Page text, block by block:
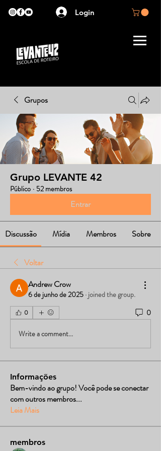
Login
Grupos
Grupo LEVANTE 42
Público · 52 membros
Entrar
Discussão Mídia Membros Sobre
Voltar
Andrew Crow
6 de junho de 2025 · joined the group.
0 0
Write a comment...
Informações
Bem-vindo ao grupo! Você pode se conectar
com outros membros...
Leia Mais
membros